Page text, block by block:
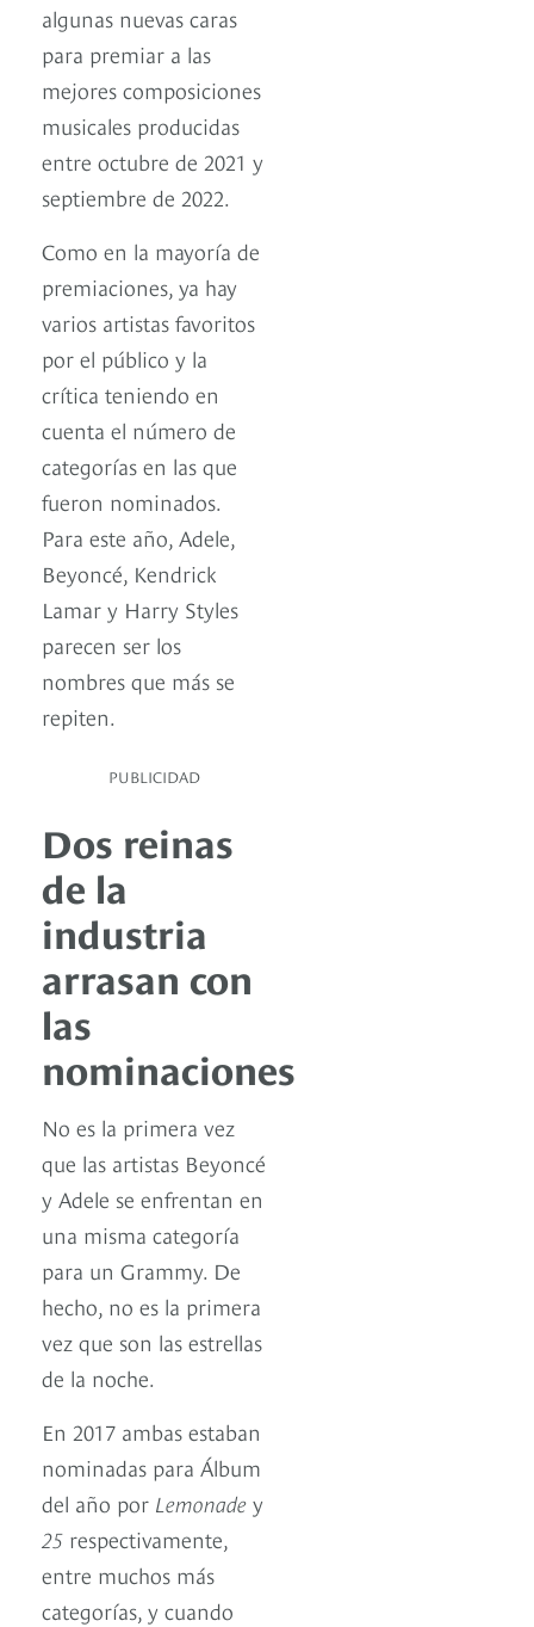
algunas nuevas caras
para premiar a las
mejores composiciones
musicales producidas
entre octubre de 2021 y
septiembre de 2022.
Como en la mayoría de
premiaciones, ya hay
varios artistas favoritos
por el público y la
crítica teniendo en
cuenta el número de
categorías en las que
fueron nominados.
Para este año, Adele,
Beyoncé, Kendrick
Lamar y Harry Styles
parecen ser los
nombres que más se
repiten.
PUBLICIDAD
Dos reinas
de la
industria
arrasan con
las
nominaciones
No es la primera vez
que las artistas Beyoncé
y Adele se enfrentan en
una misma categoría
para un Grammy. De
hecho, no es la primera
vez que son las estrellas
de la noche.
En 2017 ambas estaban
nominadas para Álbum
del año por Lemonade y
25 respectivamente,
entre muchos más
categorías, y cuando